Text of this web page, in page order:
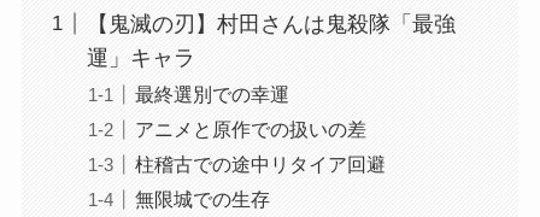
【鬼滅の刃】村田さんは鬼殺隊「最強
運」キャラ
最終選別での幸運
アニメと原作での扱いの差
柱稽古での途中リタイア回避
無限城での生存